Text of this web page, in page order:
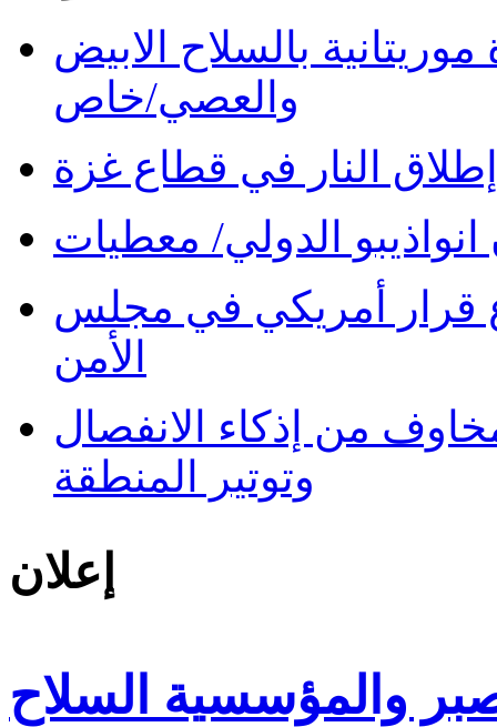
بالسلاح الابيض
والعصي/خاص
النار في قطاع غزة
الدولي/ معطيات
قرار أمريكي في مجلس
الأمن
من إذكاء الانفصال
وتوتير المنطقة
إعلان
والمؤسسية السلاح